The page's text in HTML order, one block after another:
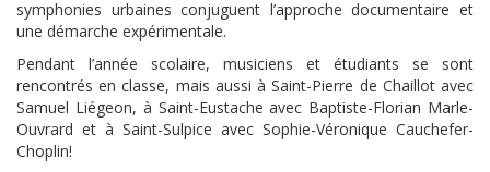
symphonies urbaines conjuguent l’approche documentaire et
une démarche expérimentale.
Pendant l’année scolaire, musiciens et étudiants se sont
rencontrés en classe, mais aussi à Saint-Pierre de Chaillot avec
Samuel Liégeon, à Saint-Eustache avec Baptiste-Florian Marle-
Ouvrard et à Saint-Sulpice avec Sophie-Véronique Cauchefer-
Choplin!